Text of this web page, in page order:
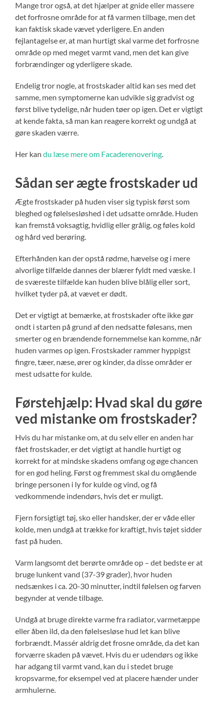
Mange tror også, at det hjælper at gnide eller massere
det forfrosne område for at få varmen tilbage, men det
kan faktisk skade vævet yderligere. En anden
fejlantagelse er, at man hurtigt skal varme det forfrosne
område op med meget varmt vand, men det kan give
forbrændinger og yderligere skade.
Endelig tror nogle, at frostskader altid kan ses med det
samme, men symptomerne kan udvikle sig gradvist og
først blive tydelige, når huden tøer op igen. Det er vigtigt
at kende fakta, så man kan reagere korrekt og undgå at
gøre skaden værre.
Her kandu læse mere om Facaderenovering.
Sådan ser ægte frostskader ud
Ægte frostskader på huden viser sig typisk først som
bleghed og følelsesløshed i det udsatte område. Huden
kan fremstå voksagtig, hvidlig eller grålig, og føles kold
og hård ved berøring.
Efterhånden kan der opstå rødme, hævelse og i mere
alvorlige tilfælde dannes der blærer fyldt med væske. I
de sværeste tilfælde kan huden blive blålig eller sort,
hvilket tyder på, at vævet er dødt.
Det er vigtigt at bemærke, at frostskader ofte ikke gør
ondt i starten på grund af den nedsatte følesans, men
smerter og en brændende fornemmelse kan komme, når
huden varmes op igen. Frostskader rammer hyppigst
fingre, tæer, næse, ører og kinder, da disse områder er
mest udsatte for kulde.
Førstehjælp: Hvad skal du gøre
ved mistanke om frostskader?
Hvis du har mistanke om, at du selv eller en anden har
fået frostskader, er det vigtigt at handle hurtigt og
korrekt for at mindske skadens omfang og øge chancen
for en god heling. Først og fremmest skal du omgående
bringe personen i ly for kulde og vind, og få
vedkommende indendørs, hvis det er muligt.
Fjern forsigtigt tøj, sko eller handsker, der er våde eller
kolde, men undgå at trække for kraftigt, hvis tøjet sidder
fast på huden.
Varm langsomt det berørte område op – det bedste er at
bruge lunkent vand (37-39 grader), hvor huden
nedsænkes i ca. 20-30 minutter, indtil følelsen og farven
begynder at vende tilbage.
Undgå at bruge direkte varme fra radiator, varmetæppe
eller åben ild, da den følelsesløse hud let kan blive
forbrændt. Massér aldrig det frosne område, da det kan
forværre skaden på vævet. Hvis du er udendørs og ikke
har adgang til varmt vand, kan du i stedet bruge
kropsvarme, for eksempel ved at placere hænder under
armhulerne.